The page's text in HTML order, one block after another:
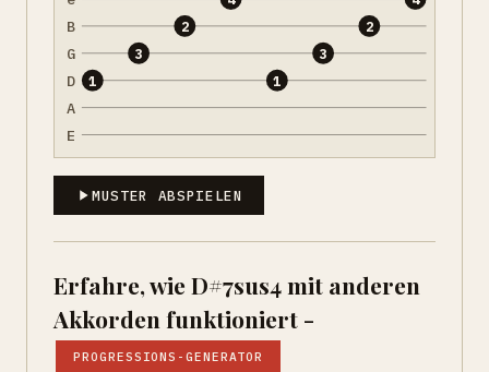
B
G
D
A
E
1
3
2
1
3
2
MUSTER ABSPIELEN
Erfahre, wie D#7sus4 mit anderen
Akkorden funktioniert -
PROGRESSIONS-GENERATOR